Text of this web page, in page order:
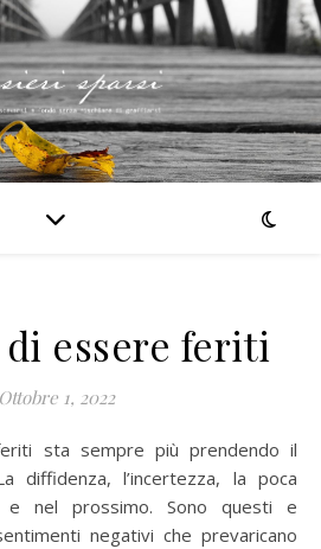
di essere feriti
Ottobre 1, 2022
diffidenza, l’incertezza, la poca
nel prossimo. Sono questi e
negativi che prevaricano